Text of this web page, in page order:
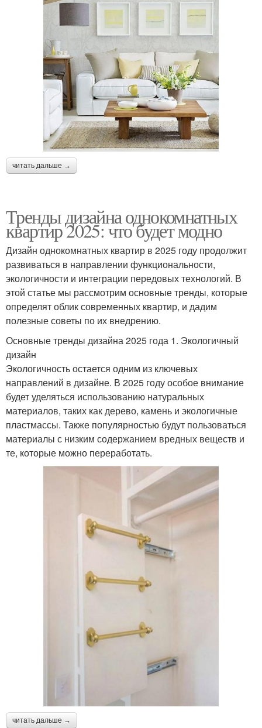
читать дальше →
Тренды дизайна однокомнатных
квартир 2025: что будет модно
Дизайн однокомнатных квартир в 2025 году продолжит
развиваться в направлении функциональности,
экологичности и интеграции передовых технологий. В
этой статье мы рассмотрим основные тренды, которые
определят облик современных квартир, и дадим
полезные советы по их внедрению.
Основные тренды дизайна 2025 года 1. Экологичный
дизайн
Экологичность остается одним из ключевых
направлений в дизайне. В 2025 году особое внимание
будет уделяться использованию натуральных
материалов, таких как дерево, камень и экологичные
пластмассы. Также популярностью будут пользоваться
материалы с низким содержанием вредных веществ и
те, которые можно переработать.
читать дальше →